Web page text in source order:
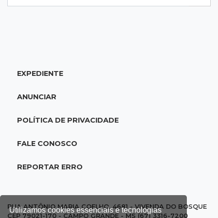
Utilizamos cookies essenciais e tecnologias
16:54Eleições 2026
desafia projeto que Reinaldo põe à prova
16:52Eleições 2026
Reinaldo e a engenharia de um projeto para
Aimoré esperam fim do poeirão e lamaçal
EXPEDIENTE
ANUNCIAR
POLÍTICA DE PRIVACIDADE
FALE CONOSCO
REPORTAR ERRO
RUA ANTÔNIO MARIA COELHO, 4681 - VIVENDA DO BOSQUE
CEP 79021-170 - CAMPO GRANDE - MS (67) 3316-7200